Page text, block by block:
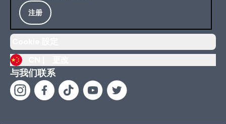
注册
与我们联系